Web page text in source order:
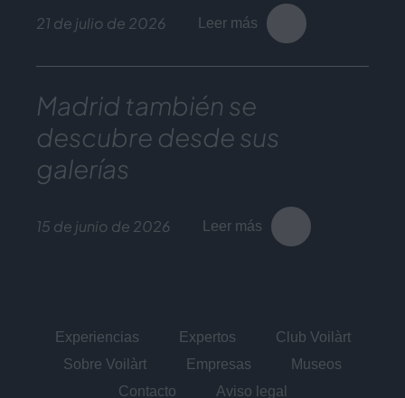
21 de julio de 2026 Leer más
Madrid también se
descubre desde sus
galerías
15 de junio de 2026 Leer más
Experiencias Expertos
Club Voilàrt
Sobre Voilàrt
Empresas
Museos
Contacto
Aviso legal